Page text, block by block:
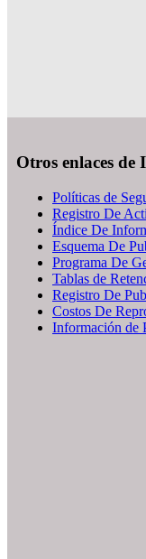
Otros enlaces de
Políticas de
Registro De
Índice De
Esquema De
Programa De
Tablas de
Registro De
Costos De
Información de